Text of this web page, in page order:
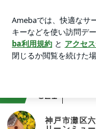
ュージックアプリをダウンロー
ょう。
521
神戸市灘区